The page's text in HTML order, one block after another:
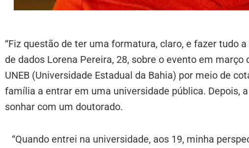
“Fiz questão de ter uma formatura, claro, e fazer tudo
de dados Lorena Pereira, 28, sobre o evento em março
UNEB (Universidade Estadual da Bahia) por meio de
família a entrar em uma universidade pública. Depois,
sonhar com um doutorado.
“Quando entrei na universidade, aos 19, minha